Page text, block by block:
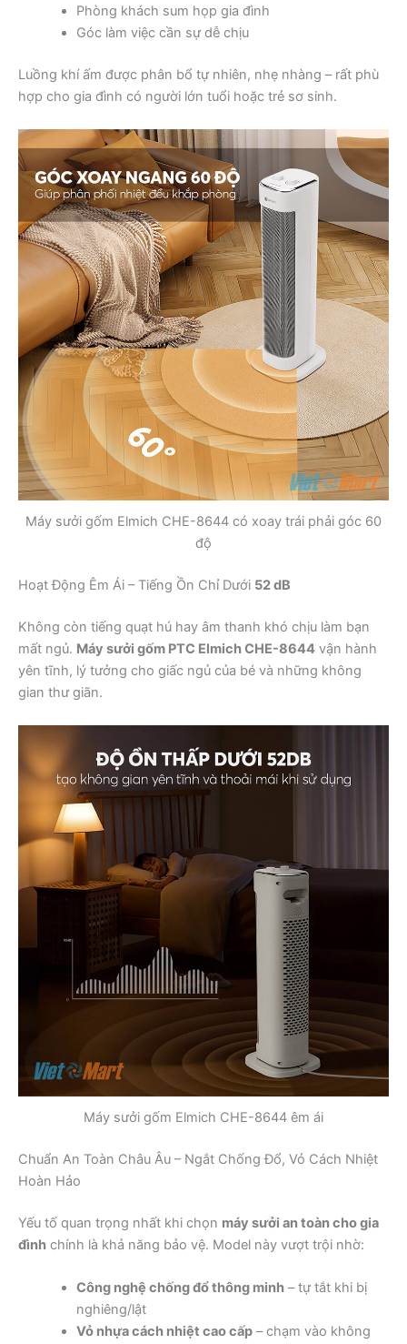
Phòng khách sum họp gia đình
Góc làm việc cần sự dễ chịu
Luồng khí ấm được phân bổ tự nhiên, nhẹ nhàng – rất phù
hợp cho gia đình có người lớn tuổi hoặc trẻ sơ sinh.
Máy sưởi gốm Elmich CHE-8644 có xoay trái phải góc 60
độ
Hoạt Động Êm Ái – Tiếng Ồn Chỉ Dưới 52 dB
Không còn tiếng quạt hú hay âm thanh khó chịu làm bạn
mất ngủ. Máy sưởi gốm PTC Elmich CHE-8644 vận hành
yên tĩnh, lý tưởng cho giấc ngủ của bé và những không
gian thư giãn.
Máy sưởi gốm Elmich CHE-8644 êm ái
Chuẩn An Toàn Châu Âu – Ngắt Chống Đổ, Vỏ Cách Nhiệt
Hoàn Hảo
Yếu tố quan trọng nhất khi chọn máy sưởi an toàn cho gia
đình chính là khả năng bảo vệ. Model này vượt trội nhờ:
Công nghệ chống đổ thông minh– tự tắt khi bị
nghiêng/lật
Vỏ nhựa cách nhiệt cao cấp– chạm vào không